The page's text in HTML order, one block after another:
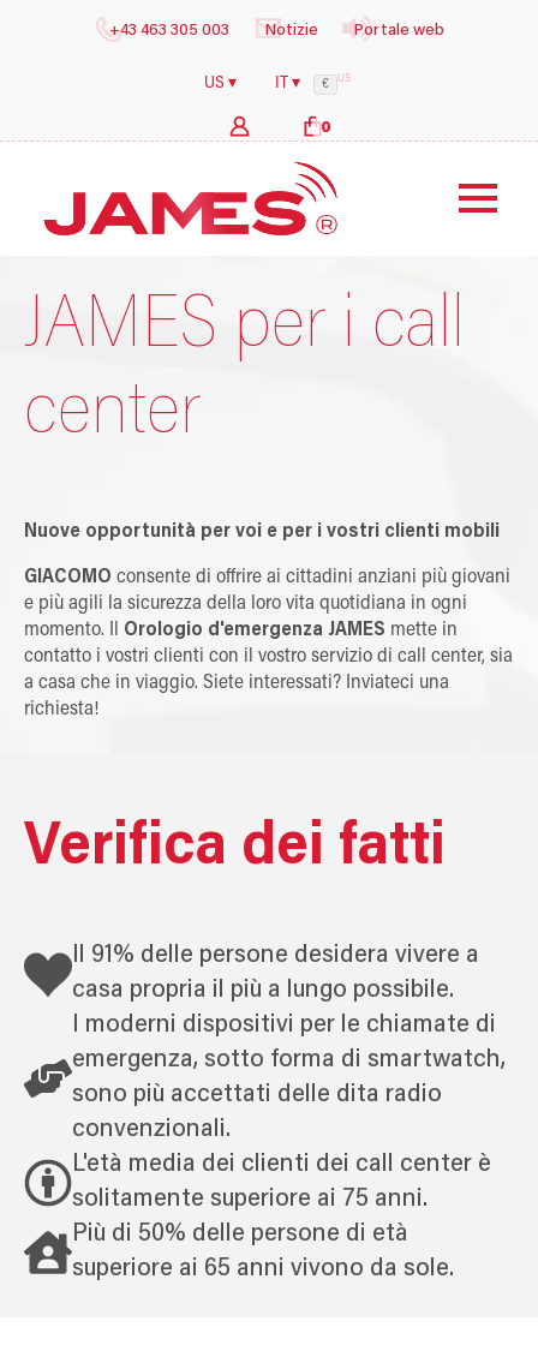
+43 463 305 003 Notizie Portale web
US ▾ IT ▾ € US
0
JAMES per i call
center
Nuove opportunità per voi e per i vostri clienti mobili
GIACOMO consente di offrire ai cittadini anziani più giovani
e più agili la sicurezza della loro vita quotidiana in ogni
momento. Il Orologio d'emergenza JAMES mette in
contatto i vostri clienti con il vostro servizio di call center, sia
a casa che in viaggio. Siete interessati? Inviateci una
richiesta!
Verifica dei fatti
Il 91% delle persone desidera vivere a
casa propria il più a lungo possibile.
I moderni dispositivi per le chiamate di
emergenza, sotto forma di smartwatch,
sono più accettati delle dita radio
convenzionali.
L'età media dei clienti dei call center è
solitamente superiore ai 75 anni.
Più di 50% delle persone di età
superiore ai 65 anni vivono da sole.